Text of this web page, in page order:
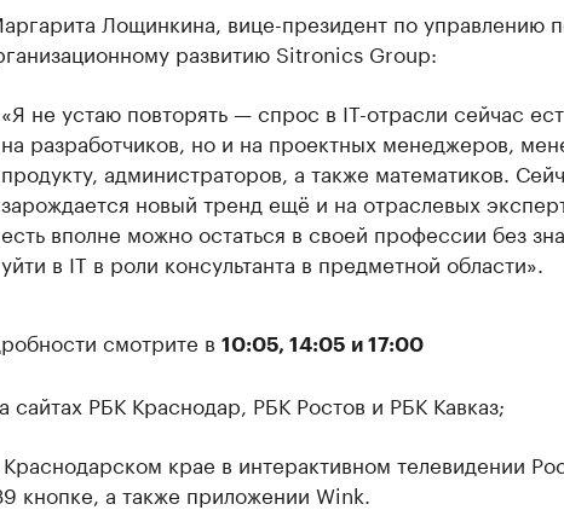
Лощинкина, вице-президент по управлению
развитию Sitronics Group:
«Я не устаю повторять — спрос в IT-отрасли сейчас
на разработчиков, но и на проектных менеджеров,
продукту, администраторов, а также математиков.
зарождается новый тренд ещё и на отраслевых
есть вполне можно остаться в своей профессии без
уйти в IT в роли консультанта в предметной области».
смотрите в 10:05, 14:05 и 17:00
сайтах РБК Краснодар, РБК Ростов и РБК Кавказ;
крае в интерактивном телевидении
кнопке, а также приложении Wink.